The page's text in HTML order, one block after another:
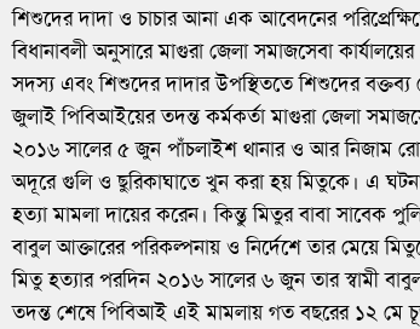
শিশুদের দাদা ও চাচার আনা এক আবেদনের
বিধানাবলী অনুসারে মাগুরা জেলা সমাজসেবা
সদস্য এবং শিশুদের দাদার উপস্থিততে শিশুদের
জুলাই পিবিআইয়ের তদন্ত কর্মকর্তা মাগুরা জেলা
২০১৬ সালের ৫ জুন পাঁচলাইশ থানার ও আর নিজাম
অদূরে গুলি ও ছুরিকাঘাতে খুন করা হয় মিতুকে। এ
হত্যা মামলা দায়ের করেন। কিন্তু মিতুর বাবা সাবেক
বাবুল আক্তারের পরিকল্পনায় ও নির্দেশে তার মেয়ে
মিতু হত্যার পরদিন ২০১৬ সালের ৬ জুন তার স্বামী
তদন্ত শেষে পিবিআই এই মামলায় গত বছরের ১২ মে